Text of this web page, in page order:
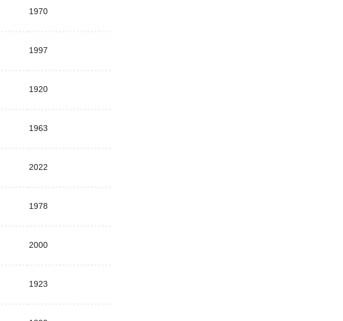
1970
1997
1920
1963
2022
1978
2000
1923